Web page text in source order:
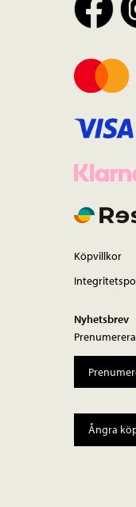
Köpvillkor
Nyhetsbrev
Ångra